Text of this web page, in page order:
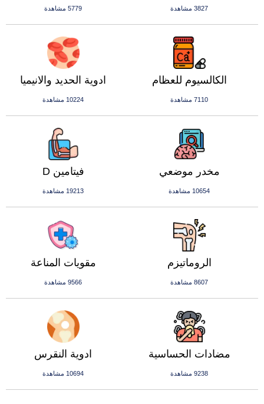
5779 مشاهدة 3827 مشاهدة
ادوية الحديد والانيميا
10224 مشاهدة
الكالسيوم للعظام
7110 مشاهدة
فيتامين D
19213 مشاهدة
مخدر موضعي
10654 مشاهدة
مقويات المناعة
9566 مشاهدة
الروماتيزم
8607 مشاهدة
ادوية النقرس
10694 مشاهدة
مضادات الحساسية
9238 مشاهدة